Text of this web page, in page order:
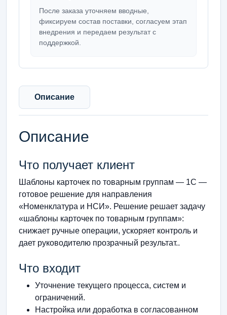
После заказа уточняем вводные,
фиксируем состав поставки, согласуем этап
внедрения и передаем результат с
поддержкой.
Описание
Описание
Что получает клиент
Шаблоны карточек по товарным группам — 1С —
готовое решение для направления
«Номенклатура и НСИ». Решение решает задачу
«шаблоны карточек по товарным группам»:
снижает ручные операции, ускоряет контроль и
дает руководителю прозрачный результат..
Что входит
Уточнение текущего процесса, систем и
ограничений.
Настройка или доработка в согласованном